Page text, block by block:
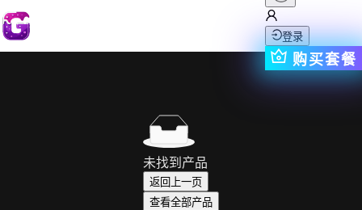
登录
购买套餐
未找到产品
返回上一页
查看全部产品